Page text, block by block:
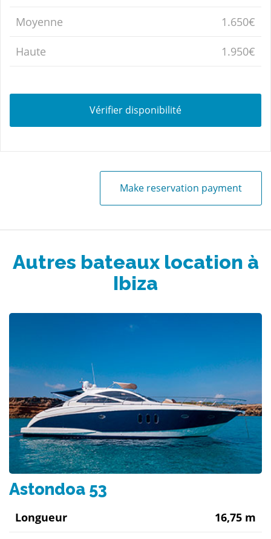
Moyenne 1.650€
Haute 1.950€
Vérifier disponibilité
Make reservation payment
Autres bateaux location à
Ibiza
Astondoa 53
Longueur 16,75 m